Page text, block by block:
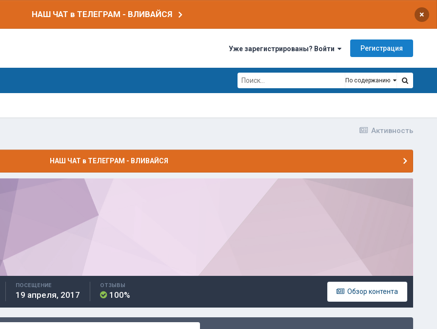
НАШ ЧАТ в ТЕЛЕГРАМ - ВЛИВАЙСЯ ×
Уже зарегистрированы? Войти Регистрация
По содержанию
Активность
НАШ ЧАТ в ТЕЛЕГРАМ - ВЛИВАЙСЯ
Обзор контента
ПОСЕЩЕНИЕ
19 апреля, 2017
ОТЗЫВЫ
100%